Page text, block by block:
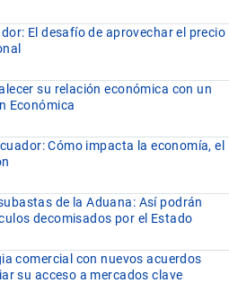
El desafío de aprovechar el precio
su relación económica con un
Económica
Cómo impacta la economía, el
de la Aduana: Así podrán
decomisados por el Estado
comercial con nuevos acuerdos
su acceso a mercados clave